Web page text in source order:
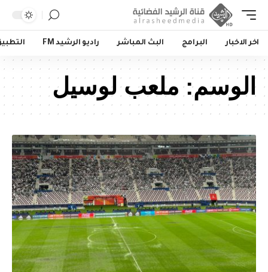
اخر الاخبار البرامج البث المباشر راديو الرشيد FM
الوسم:ملعب لوسيل